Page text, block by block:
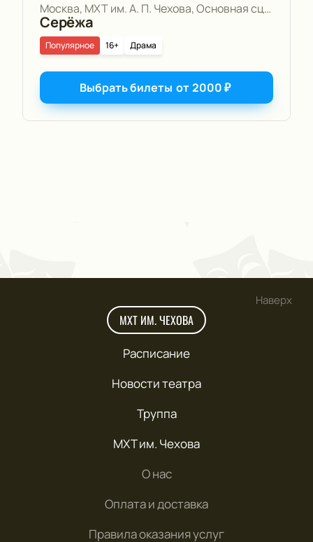
Москва, МХТ им. А. П. Чехова, Основная сцена
Серёжа
16+ Драма
Популярное
Выбрать билеты от2000₽
Наверх
МХТ ИМ. ЧЕХОВА
Расписание
Новости театра
Труппа
МХТ им. Чехова
О нас
Оплата и доставка
Правила оказания услуг